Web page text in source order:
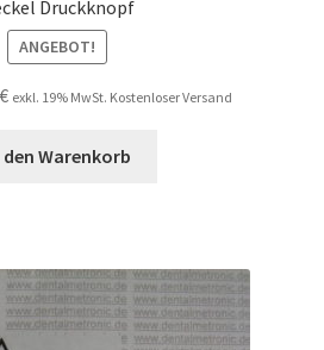
Druckknopf
ANGEBOT!
€Aktueller
ist:
exkl. 19% MwSt. Kostenloser Versand
den Warenkorb